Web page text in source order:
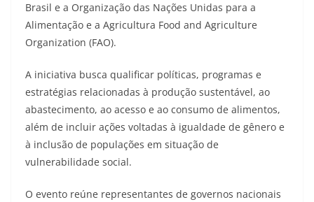
Brasil e a Organização das Nações Unidas para a
Alimentação e a Agricultura Food and Agriculture
Organization (FAO).
A iniciativa busca qualificar políticas, programas e
estratégias relacionadas à produção sustentável, ao
abastecimento, ao acesso e ao consumo de alimentos,
além de incluir ações voltadas à igualdade de gênero e
à inclusão de populações em situação de
vulnerabilidade social.
O evento reúne representantes de governos nacionais